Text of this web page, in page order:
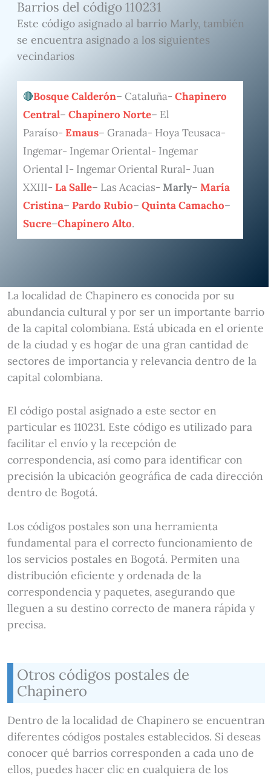
Barrios del código 110231
Este código asignado al barrio Marly, también
se encuentra asignado a los siguientes
vecindarios
Bosque Calderón– Cataluña- Chapinero
Central– Chapinero Norte– El
Paraíso- Emaus– Granada- Hoya Teusaca-
Ingemar- Ingemar Oriental- Ingemar
Oriental I- Ingemar Oriental Rural- Juan
XXIII- La Salle– Las Acacias- Marly– María
Cristina– Pardo Rubio– Quinta Camacho–
Sucre–Chapinero Alto.
La localidad de Chapinero es conocida por su
abundancia cultural y por ser un importante barrio
de la capital colombiana. Está ubicada en el oriente
de la ciudad y es hogar de una gran cantidad de
sectores de importancia y relevancia dentro de la
capital colombiana.
El código postal asignado a este sector en
particular es 110231. Este código es utilizado para
facilitar el envío y la recepción de
correspondencia, así como para identificar con
precisión la ubicación geográfica de cada dirección
dentro de Bogotá.
Los códigos postales son una herramienta
fundamental para el correcto funcionamiento de
los servicios postales en Bogotá. Permiten una
distribución eficiente y ordenada de la
correspondencia y paquetes, asegurando que
lleguen a su destino correcto de manera rápida y
precisa.
Otros códigos postales de
Chapinero
Dentro de la localidad de Chapinero se encuentran
diferentes códigos postales establecidos. Si deseas
conocer qué barrios corresponden a cada uno de
ellos, puedes hacer clic en cualquiera de los